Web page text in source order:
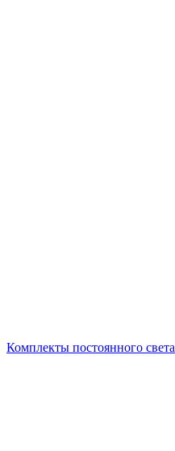
Комплекты постоянного света